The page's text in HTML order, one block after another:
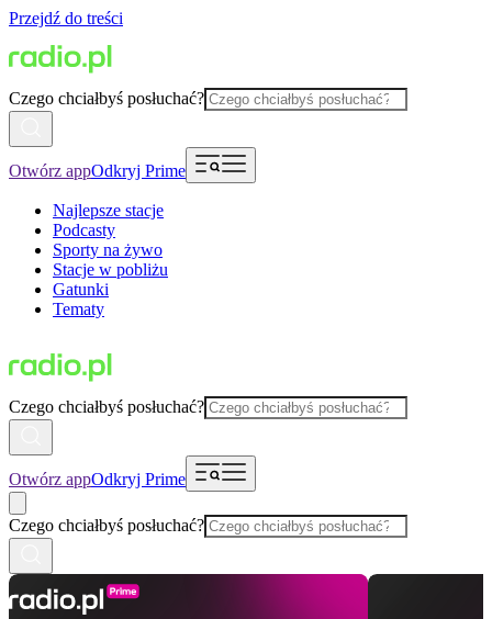
Przejdź do treści
Czego chciałbyś posłuchać?
Otwórz appOdkryj Prime
Najlepsze stacje
Podcasty
Sporty na żywo
Stacje w pobliżu
Gatunki
Tematy
Czego chciałbyś posłuchać?
Otwórz appOdkryj Prime
Czego chciałbyś posłuchać?